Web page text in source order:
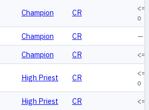
Champion CR
o
Champion CR
—
Champion CR
High Priest CR
o
High Priest CR